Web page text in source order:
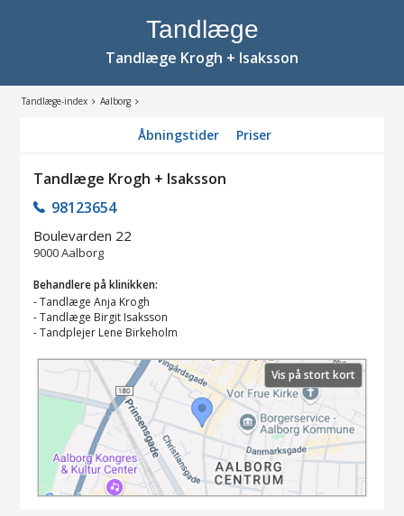
Tandlæge
Tandlæge Krogh + Isaksson
Tandlæge-index Aalborg
Åbningstider Priser
Tandlæge Krogh + Isaksson
98123654
Boulevarden 22
9000Aalborg
Behandlere på klinikken:
-Tandlæge Anja Krogh
-Tandlæge Birgit Isaksson
-Tandplejer Lene Birkeholm
Vis på stort kort